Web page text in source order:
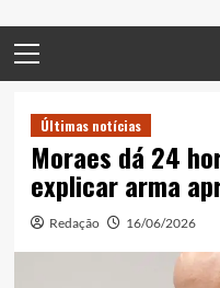
Menu
Últimas notícias
Moraes dá 24
explicar arma
Redação 16/06/2026